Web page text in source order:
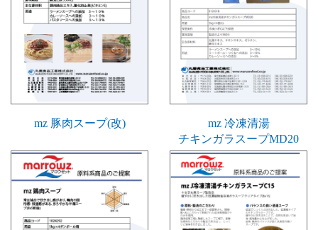
mz 豚肉スープ(改)
mz 冷凍清湯
チキンガラスープMD20